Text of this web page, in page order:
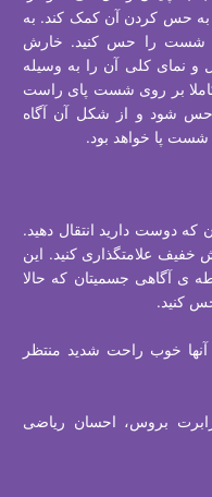
به حس کردن آن کمک کند. به
شست را حس کنید. خارش
و نمای کلی آن را به وسیله
بر روی شست پای راست
حس شود و از شکل آن آگاه
شست پا خواهد بود.
دوست دارید انتقال دهید.
علامتگذاری کنید. این
ی آگاهی جسمیتان که حالا
کنید.
آنها خوب راحت شديد منتظر
بروس، احسان رياضی